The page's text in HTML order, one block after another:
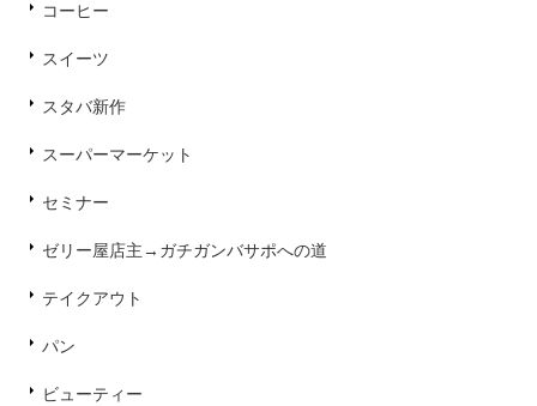
コーヒー
スイーツ
スタバ新作
スーパーマーケット
セミナー
ゼリー屋店主→ガチガンバサポへの道
テイクアウト
パン
ビューティー